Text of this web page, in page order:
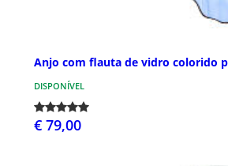
Anjo com flauta de vidro colorido
DISPONÍVEL
€ 79,00